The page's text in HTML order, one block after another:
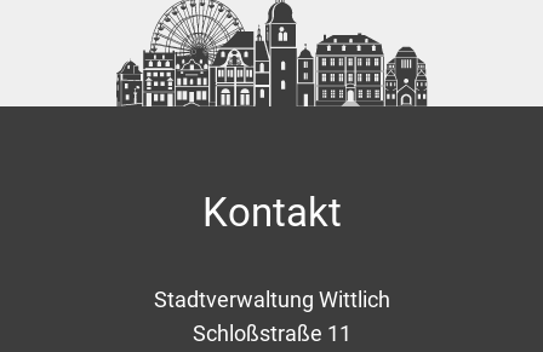
Kontakt
Stadtverwaltung Wittlich
Schloßstraße 11